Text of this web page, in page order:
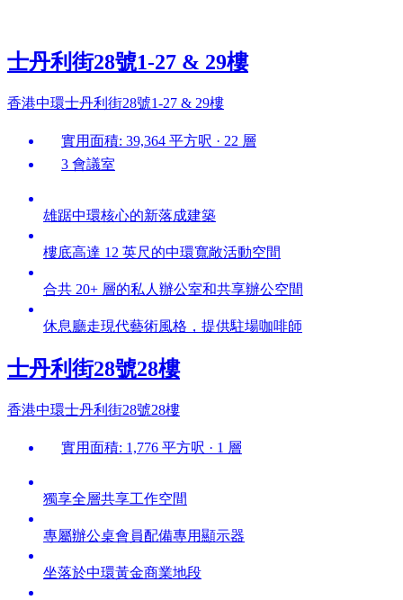
士丹利街28號1-27 & 29樓
香港中環士丹利街28號1-27 & 29樓
實用面積: 39,364 平方呎 · 22 層
3 會議室
雄踞中環核心的新落成建築
樓底高達 12 英尺的中環寬敞活動空間
合共 20+ 層的私人辦公室和共享辦公空間
休息廳走現代藝術風格，提供駐場咖啡師
士丹利街28號28樓
香港中環士丹利街28號28樓
實用面積: 1,776 平方呎 · 1 層
獨享全層共享工作空間
專屬辦公桌會員配備專用顯示器
坐落於中環黃金商業地段